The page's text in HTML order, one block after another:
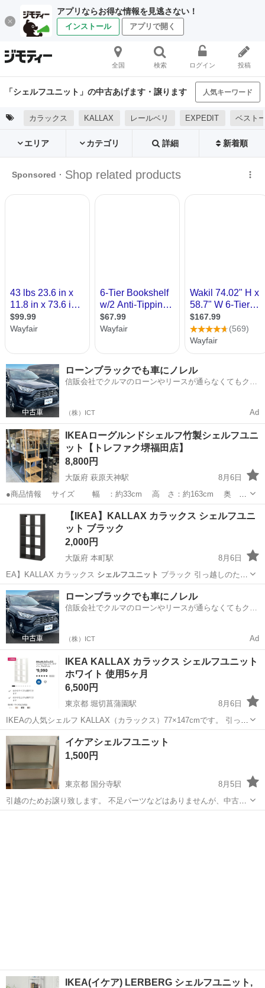
アプリならお得な情報を見逃さない！
インストール アプリで開く
全国 検索 ログイン 投稿
「シェルフユニット」の中古あげます・譲ります 人気キーワード
カラックス KALLAX レールベリ EXPEDIT ベスト
エリア カテゴリ 詳細 新着順
ローンブラックでも車にノレル
信販会社でクルマのローンやリースが通らなくてもクル
（株）ICT Ad
IKEAローグルンドシェルフ竹製シェルフユニ
ット【トレファク堺福田店】
8,800円
大阪府 萩原天神駅
8月6日
●商品情報 サイズ 幅 ：約33cm 高 さ：約163cm 奥
行：約28cm お問い合わせ番号【1060004379525】 中古品ですので
多少の傷や汚れはございます。 予めご了承くださいませ。 こちらは...
萩原天神駅 貸し出し
【IKEA】KALLAX カラックス シェルフユニ
ット ブラック
2,000円
大阪府 本町駅
8月6日
EA】KALLAX カラックス シェルフユニット ブラック 引っ越しのため
お譲…
大阪 大阪市 本町駅 収納家具
ローンブラックでも車にノレル
信販会社でクルマのローンやリースが通らなくてもクル
（株）ICT Ad
IKEA KALLAX カラックス シェルフユニット
ホワイト 使用5ヶ月
6,500円
東京都 堀切菖蒲園駅
8月6日
IKEAの人気シェルフ KALLAX（カラックス）77×147cmです。 引っ越
しに伴い不要になったため出品します。 使用期間は約5ヶ月で、比較
的きれいな状態です。 まだ物が置いてある状態のため、IKEA公式のス
クリー...
東京 葛飾区 収納家具
イケアシェルフユニット
1,500円
東京都 国分寺駅
8月5日
引越のためお譲り致します。 不足パーツなどはありませんが、中古品
のため若干汚れはある点、ご理解頂きますようお願い致します。 取り
IKEA(イケア) LERBERG シェルフユニット,